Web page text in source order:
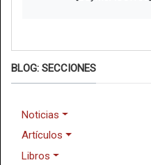
BLOG: SECCIONES
Noticias
Artículos
Libros